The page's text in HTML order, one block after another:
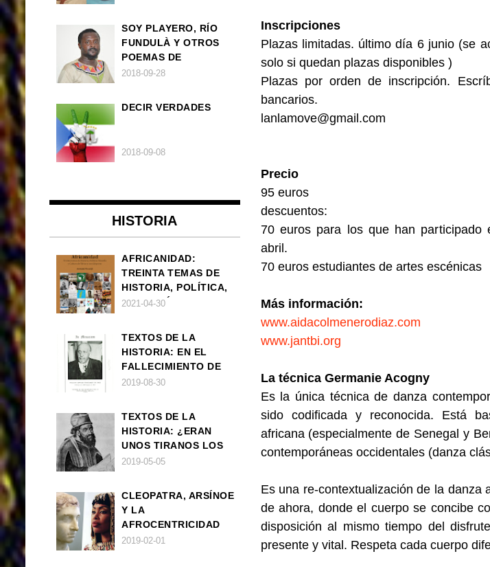
Inscripciones
Plazas limitadas. último día 6 junio (se
solo si quedan plazas disponibles )
Plazas por orden de inscripción.
bancarios.
lanlamove@gmail.com
Precio
95 euros
descuentos:
70 euros para los que han participado
abril.
70 euros estudiantes de artes escénicas
Más información:
www.aidacolmenerodiaz.com
www.jantbi.org
La técnica Germanie Acogny
Es la única técnica de danza
sido codificada y reconocida. Está
africana (especialmente de Senegal y
contemporáneas occidentales (danza
Es una re-contextualización de la danza
de ahora, donde el cuerpo se concibe
disposición al mismo tiempo del
presente y vital. Respeta cada cuerpo
SOY PLAYERO, RÍO
FUNDULÀ Y OTROS
POEMAS DE
FRANCISCO
2018-09-28
DECIR VERDADES
2018-09-08
HISTORIA
AFRICANIDAD:
TREINTA TEMAS DE
HISTORIA, POLÍTICA,
FILOSOFÍA Y CULTURA
2021-04-30
TEXTOS DE LA
HISTORIA: EN EL
FALLECIMIENTO DE
W.E.B. DU BOIS
2019-08-30
TEXTOS DE LA
HISTORIA: ¿ERAN
UNOS TIRANOS LOS
FARAONES?
2019-05-05
CLEOPATRA, ARSÍNOE
Y LA
AFROCENTRICIDAD
MAL ENTENDIDA
2019-02-01